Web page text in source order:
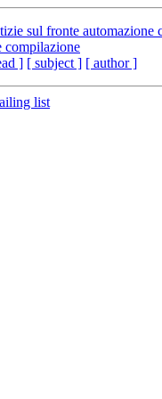
sul fronte automazione
compilazione
] [ subject ] [ author ]
list